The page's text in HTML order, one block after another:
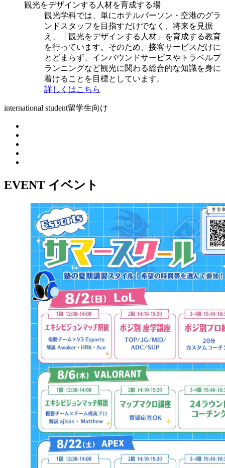
観光をデザインする人材を育成する場
観光学科では、単にホテルパーソン・空港のグラ
ンドスタッフを目指すだけでなく、将来を見据
え、「観光をデザインする人材」を育成する教育
を行っています。そのため、接客サービスだけに
とどまらず、インバウンドサービスやトラベルプ
ランニングなど観光に関わる総合的な知識を身に
着けることを目標としています。
詳しくはこちら
international student留学生向け
EVENT イベント